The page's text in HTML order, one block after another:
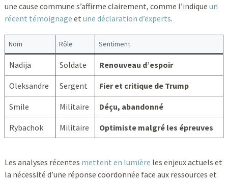
une cause commune s’affirme clairement, comme l’indique un
récent témoignage et une déclaration d’experts.
Nom Rôle Sentiment
Nadija Soldate Renouveau d’espoir
Oleksandre Sergent Fier et critique de Trump
Smile Militaire Déçu, abandonné
Rybachok Militaire Optimiste malgré les épreuves
Les analyses récentes mettent en lumière les enjeux actuels et
la nécessité d’une réponse coordonnée face aux ressources et